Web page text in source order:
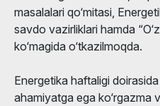
masalalari qo‘mitasi,
savdo vazirliklari hamda
ko‘magida o‘tkazilmoqda.
Energetika haftaligi
ahamiyatga ega ko‘rgazma